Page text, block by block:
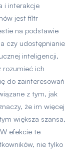
i interakcje
jest filtr
na podstawie
czy udostępnianie
inteligencji,
rozumieć ich
do zainteresowań
z tym, jak
że im więcej
większa szansa,
efekcie te
nie tylko